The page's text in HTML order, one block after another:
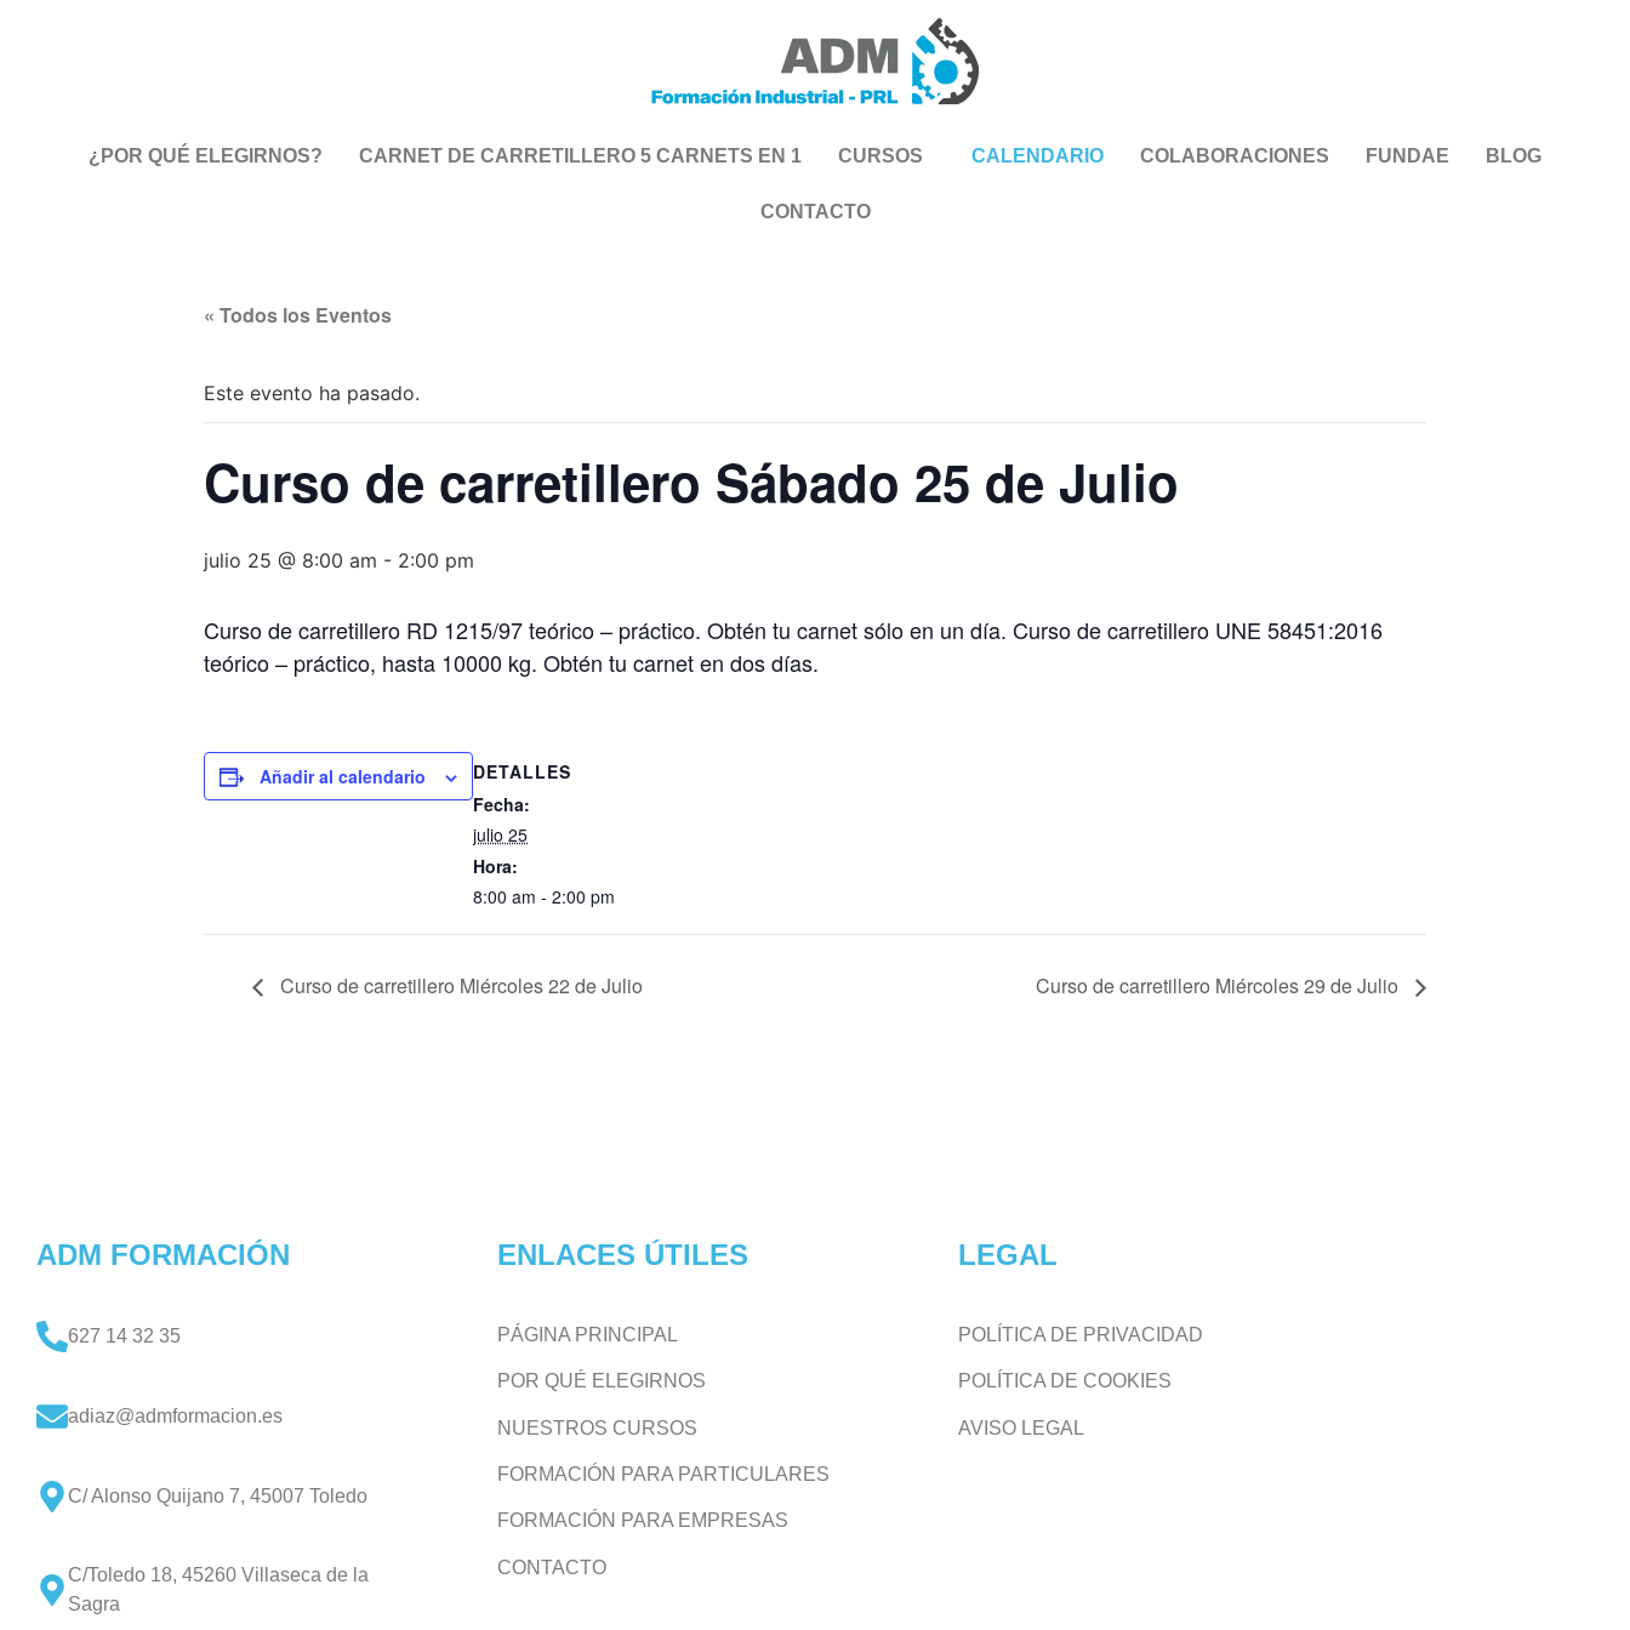
¿POR QUÉ ELEGIRNOS? CARNET DE CARRETILLERO 5 CARNETS EN 1 CURSOS CALENDARIO COLABORACIONES FUNDAE BLOG
CONTACTO
« Todos los Eventos
Este evento ha pasado.
Curso de carretillero Sábado 25 de Julio
julio 25 @ 8:00 am - 2:00 pm
Curso de carretillero RD 1215/97 teórico – práctico. Obtén tu carnet sólo en un día. Curso de carretillero UNE 58451:2016
teórico – práctico, hasta 10000 kg. Obtén tu carnet en dos días.
Añadir al calendario
DETALLES
Fecha:
julio 25
Hora:
8:00 am - 2:00 pm
Curso de carretillero Miércoles 22 de Julio Curso de carretillero Miércoles 29 de Julio
ADM FORMACIÓN
627 14 32 35
adiaz@admformacion.es
C/ Alonso Quijano 7, 45007 Toledo
C/Toledo 18, 45260 Villaseca de la
Sagra
ENLACES ÚTILES
PÁGINA PRINCIPAL
POR QUÉ ELEGIRNOS
NUESTROS CURSOS
FORMACIÓN PARA PARTICULARES
FORMACIÓN PARA EMPRESAS
CONTACTO
LEGAL
POLÍTICA DE PRIVACIDAD
POLÍTICA DE COOKIES
AVISO LEGAL